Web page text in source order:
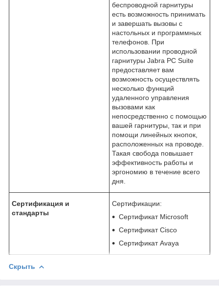
беспроводной гарнитуры
есть возможность принимать
и завершать вызовы с
настольных и программных
телефонов. При
использовании проводной
гарнитуры Jabra PC Suite
предоставляет вам
возможность осуществлять
несколько функций
удаленного управления
вызовами как
непосредственно с помощью
вашей гарнитуры, так и при
помощи линейных кнопок,
расположенных на проводе.
Такая свобода повышает
эффективность работы и
эргономию в течение всего
дня.
Сертификация и
стандарты
Сертификации:
Сертификат Microsoft
Сертификат Cisco
Сертификат Avaya
Скрыть